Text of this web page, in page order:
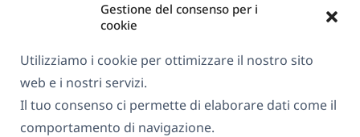
Gestione del consenso per i
cookie
Utilizziamo i cookie per ottimizzare il nostro sito
web e i nostri servizi.
Il tuo consenso ci permette di elaborare dati come il
comportamento di navigazione.
GDPR e Informativa sulla Privacy